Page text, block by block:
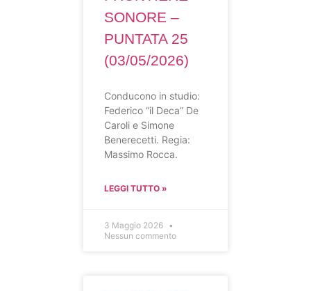
SONORE –
PUNTATA 25
(03/05/2026)
Conducono in studio:
Federico “il Deca” De
Caroli e Simone
Benerecetti. Regia:
Massimo Rocca.
LEGGI TUTTO »
3 Maggio 2026
Nessun commento